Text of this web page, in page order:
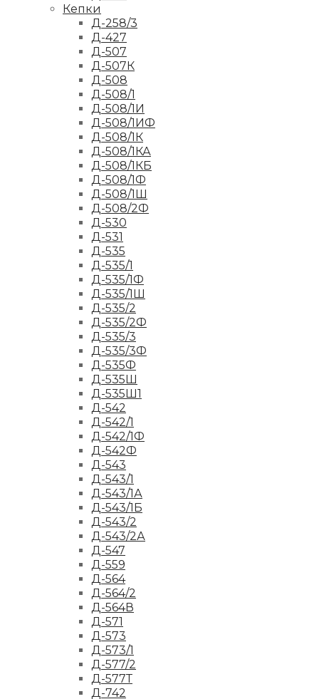
Кепки
Д-258/3
Д-427
Д-507
Д-507К
Д-508
Д-508/1
Д-508/1И
Д-508/1ИФ
Д-508/1К
Д-508/1КА
Д-508/1КБ
Д-508/1Ф
Д-508/1Ш
Д-508/2Ф
Д-530
Д-531
Д-535
Д-535/1
Д-535/1Ф
Д-535/1Ш
Д-535/2
Д-535/2Ф
Д-535/3
Д-535/3Ф
Д-535Ф
Д-535Ш
Д-535Ш1
Д-542
Д-542/1
Д-542/1Ф
Д-542Ф
Д-543
Д-543/1
Д-543/1А
Д-543/1Б
Д-543/2
Д-543/2А
Д-547
Д-559
Д-564
Д-564/2
Д-564В
Д-571
Д-573
Д-573/1
Д-577/2
Д-577Т
Д-742